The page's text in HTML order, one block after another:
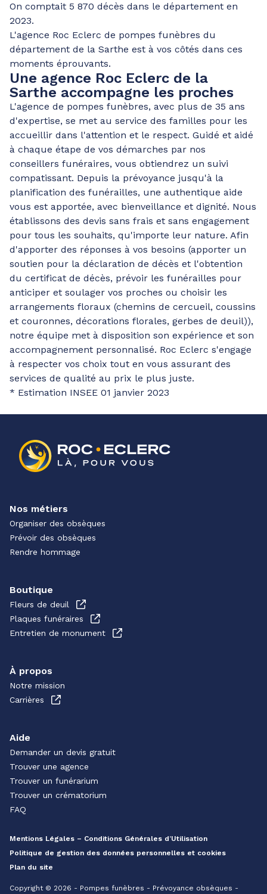
On comptait 5 870 décès dans le département en
2023.
L'agence Roc Eclerc de pompes funèbres du
département de la Sarthe est à vos côtés dans ces
moments éprouvants.
Une agence Roc Eclerc de la
Sarthe accompagne les proches
L'agence de pompes funèbres, avec plus de 35 ans
d'expertise, se met au service des familles pour les
accueillir dans l'attention et le respect. Guidé et aidé
à chaque étape de vos démarches par nos
conseillers funéraires, vous obtiendrez un suivi
compatissant. Depuis la prévoyance jusqu'à la
planification des funérailles, une authentique aide
vous est apportée, avec bienveillance et dignité. Nous
établissons des devis sans frais et sans engagement
pour tous les souhaits, qu'importe leur nature. Afin
d'apporter des réponses à vos besoins (apporter un
soutien pour la déclaration de décès et l'obtention
du certificat de décès, prévoir les funérailles pour
anticiper et soulager vos proches ou choisir les
arrangements floraux (chemins de cercueil, coussins
et couronnes, décorations florales, gerbes de deuil)),
notre équipe met à disposition son expérience et son
accompagnement personnalisé. Roc Eclerc s'engage
à respecter vos choix tout en vous assurant des
services de qualité au prix le plus juste.
* Estimation INSEE 01 janvier 2023
Nos métiers
Organiser des obsèques
Prévoir des obsèques
Rendre hommage
Boutique
Fleurs de deuil
Plaques funéraires
Entretien de monument
À propos
Notre mission
Carrières
Aide
Demander un devis gratuit
Trouver une agence
Trouver un funérarium
Trouver un crématorium
FAQ
Mentions Légales – Conditions Générales d’Utilisation
Politique de gestion des données personnelles et cookies
Plan du site
Copyright © 2026 - Pompes funèbres - Prévoyance obsèques -